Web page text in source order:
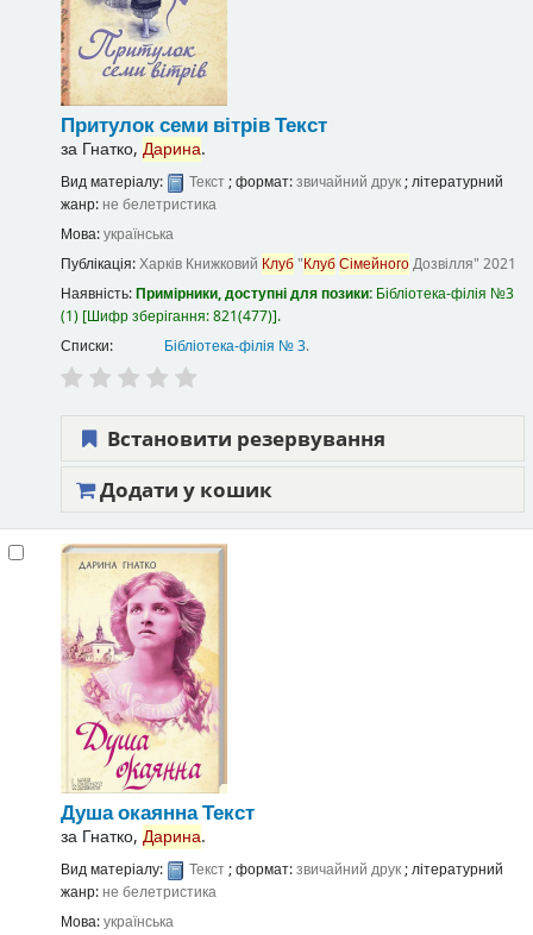
Притулок семи вітрівТекст
за Гнатко, Дарина.
Вид матеріалу: Текст; формат:звичайний друк; літературний
жанр: не белетристика
Мова:українська
Публікація:Харків Книжковий Клуб"КлубСімейногоДозвілля" 2021
Наявність:Примірники, доступні для позики: Бібліотека-філія №3
(1) Шифр зберігання:821(477) .
Списки:
Бібліотека-філія № 3.
Встановити резервування
Додати у кошик
Душа окаяннаТекст
за Гнатко, Дарина.
Вид матеріалу: Текст; формат:звичайний друк; літературний
жанр:не белетристика
Мова:українська